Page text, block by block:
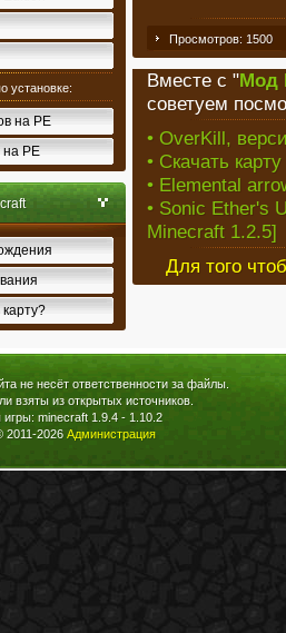
установке:
на PE
на PE
Просмотров: 1500
Вместе с "Мод
советуем
• OverKill,
• Скачать
• Elemental
• Sonic Ether's
Minecraft 1.2.5]
Для того
не несёт ответственности за файлы.
взяты из открытых источников.
игры: minecraft 1.9.4 - 1.10.2
2011-2026 Администрация